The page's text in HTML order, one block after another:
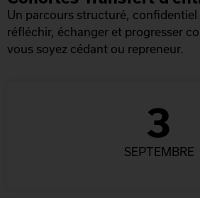
Un parcours structuré,
réfléchir, échanger et progresser
vous soyez cédant ou repreneur.
3
SEPTEMBRE